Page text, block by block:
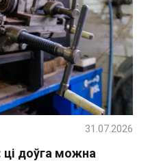
ці доўга можна
31.07.2026